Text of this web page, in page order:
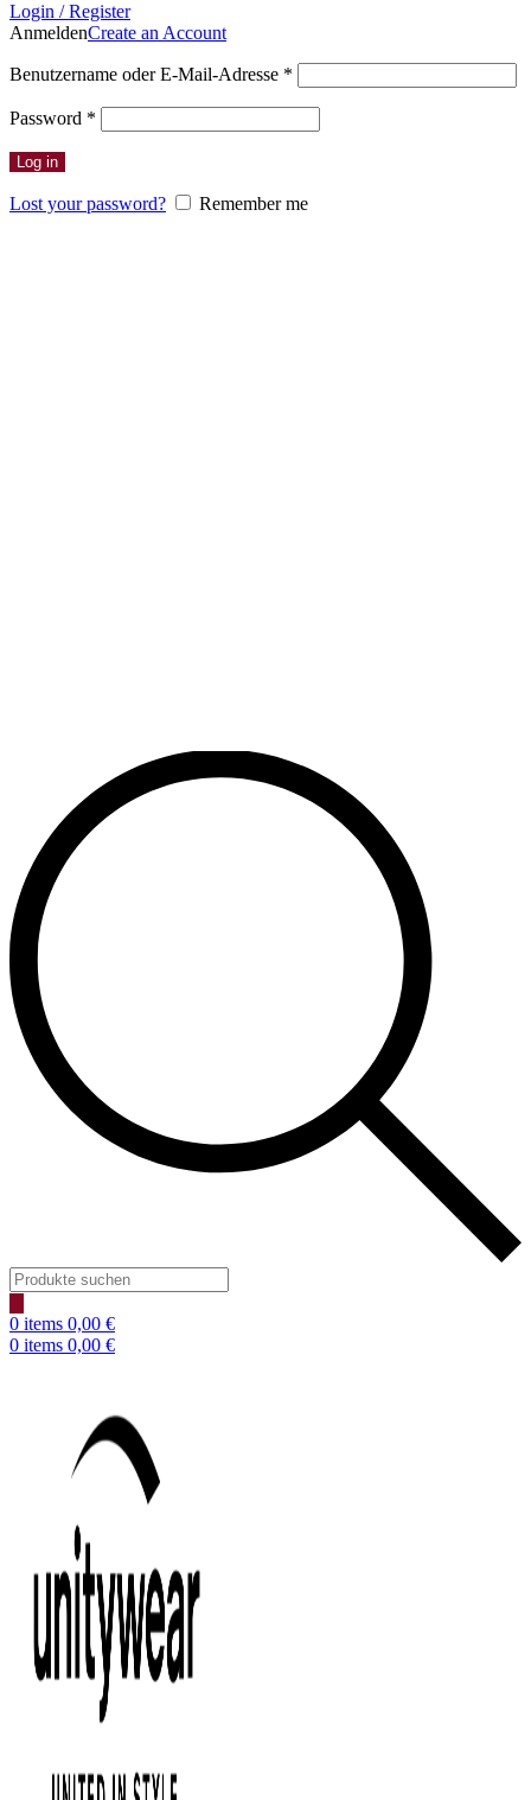
Login / Register
AnmeldenCreate an Account
Benutzername oder E-Mail-Adresse *
Password *
Log in
Lost your password? Remember me
Products
search
0 items 0,00 €
0 items 0,00 €